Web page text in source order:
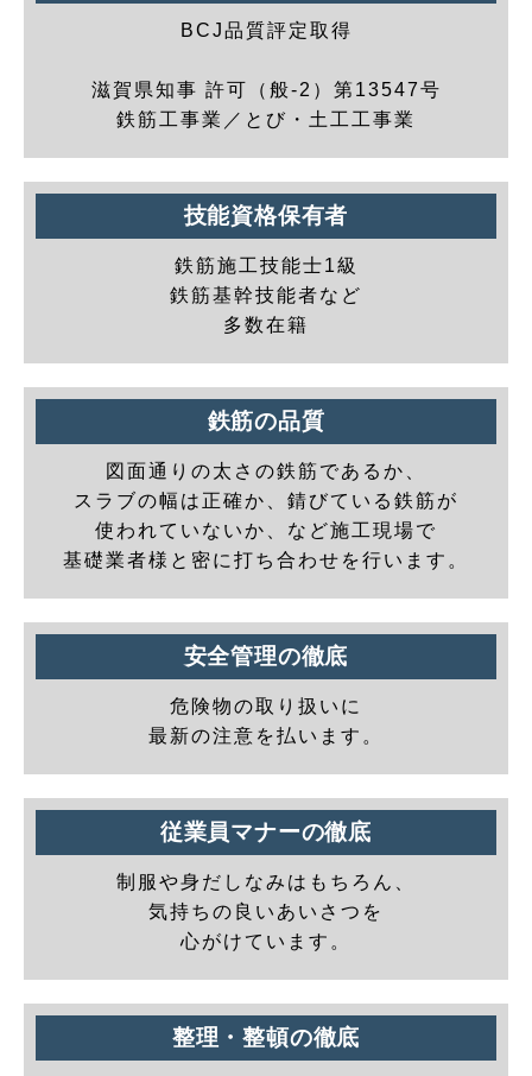
BCJ品質評定取得
滋賀県知事 許可（般-2）第13547号
鉄筋工事業／とび・土工工事業
技能資格保有者
鉄筋施工技能士1級
鉄筋基幹技能者など
多数在籍
鉄筋の品質
図面通りの太さの鉄筋であるか、
スラブの幅は正確か、錆びている鉄筋が
使われていないか、など施工現場で
基礎業者様と密に打ち合わせを行います。
安全管理の徹底
危険物の取り扱いに
最新の注意を払います。
従業員マナーの徹底
制服や身だしなみはもちろん、
気持ちの良いあいさつを
心がけています。
整理・整頓の徹底